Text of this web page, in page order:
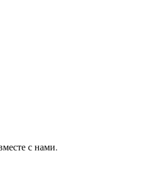
с нами.